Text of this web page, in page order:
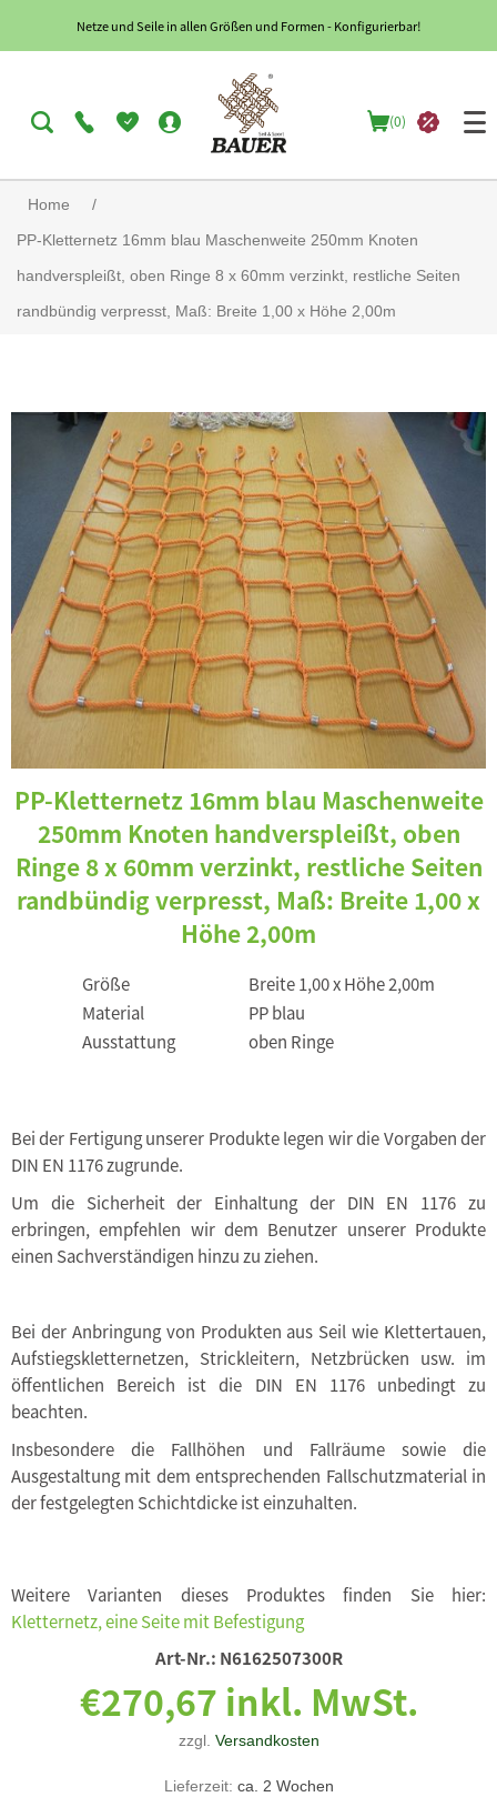
Netze und Seile in allen Größen und Formen - Konfigurierbar!
(0)
Home
/
PP-Kletternetz 16mm blau Maschenweite 250mm Knoten
handverspleißt, oben Ringe 8 x 60mm verzinkt, restliche Seiten
randbündig verpresst, Maß: Breite 1,00 x Höhe 2,00m
PP-Kletternetz 16mm blau Maschenweite
250mm Knoten handverspleißt, oben
Ringe 8 x 60mm verzinkt, restliche Seiten
randbündig verpresst, Maß: Breite 1,00 x
Höhe 2,00m
Größe
Breite 1,00 x Höhe 2,00m
Material
PP blau
Ausstattung
oben Ringe
Bei der Fertigung unserer Produkte legen wir die Vorgaben der
DIN EN 1176 zugrunde.
Um die Sicherheit der Einhaltung der DIN EN 1176 zu
erbringen, empfehlen wir dem Benutzer unserer Produkte
einen Sachverständigen hinzu zu ziehen.
Bei der Anbringung von Produkten aus Seil wie Klettertauen,
Aufstiegskletternetzen, Strickleitern, Netzbrücken usw. im
öffentlichen Bereich ist die DIN EN 1176 unbedingt zu
beachten.
Insbesondere die Fallhöhen und Fallräume sowie die
Ausgestaltung mit dem entsprechenden Fallschutzmaterial in
der festgelegten Schichtdicke ist einzuhalten.
Weitere Varianten dieses Produktes finden Sie hier:
Kletternetz, eine Seite mit Befestigung
Art-Nr.: N6162507300R
€270,67 inkl. MwSt.
zzgl. Versandkosten
Lieferzeit: ca. 2 Wochen